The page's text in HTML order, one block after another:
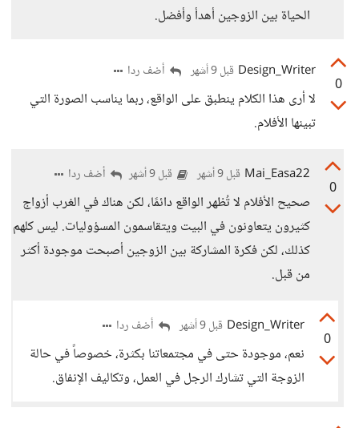
الحياة بين الزوجين أهدأ وأفضل.
0
Design_Writer قبل 9 أشهر أضف ردا
لا أرى هذا الكلام ينطبق على الواقع، ربما يناسب الصورة التي
تبينها الأفلام.
0
Mai_Easa22 قبل 9 أشهر قبل 9 أشهر أضف ردا
صحيح الأفلام لا تُظهر الواقع دائمًا، لكن هناك في الغرب أزواج
كثيرون يتعاونون في البيت ويتقاسمون المسؤوليات. ليس كلهم
كذلك، لكن فكرة المشاركة بين الزوجين أصبحت موجودة أكثر
من قبل.
0
Design_Writer قبل 9 أشهر أضف ردا
نعم، موجودة حتى في مجتمعاتنا بكثرة، خصوصاً في حالة
الزوجة التي تشارك الرجل في العمل، وتكاليف الإنفاق.